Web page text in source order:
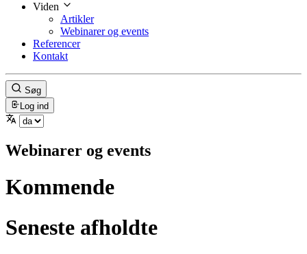
Viden
Artikler
Webinarer og events
Referencer
Kontakt
Søg
Log ind
Webinarer og events
Kommende
Seneste afholdte